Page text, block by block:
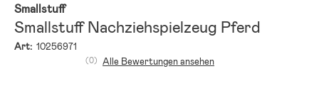
Smallstuff
Smallstuff Nachziehspielzeug Pferd
Art: 10256971
(0) Alle Bewertungen ansehen